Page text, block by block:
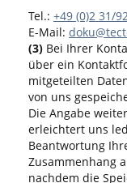
Tel.: +49 (0)2 31/
E-Mail:
(3) Bei Ihrer
über ein
mitgeteilten
von uns
Die Angabe
erleichtert uns
Beantwortung
Zusammenhang
nachdem die